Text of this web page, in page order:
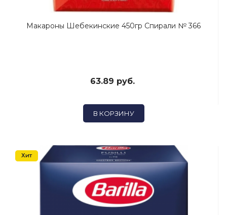
Макароны Шебекинские 450гр Спирали № 366
63.89 руб.
В КОРЗИНУ
Хит